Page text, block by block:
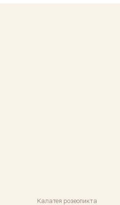
Калатея розеопикта